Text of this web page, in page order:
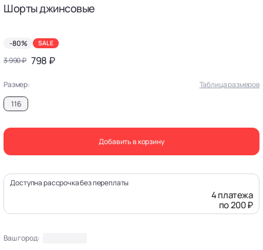
Шорты джинсовые
-80% SALE
3 990 ₽ 798 ₽
Размер:
Таблица размеров
116
Добавить в корзину
Доступна рассрочка без переплаты
4 платежа
по 200 ₽
Ваш город: